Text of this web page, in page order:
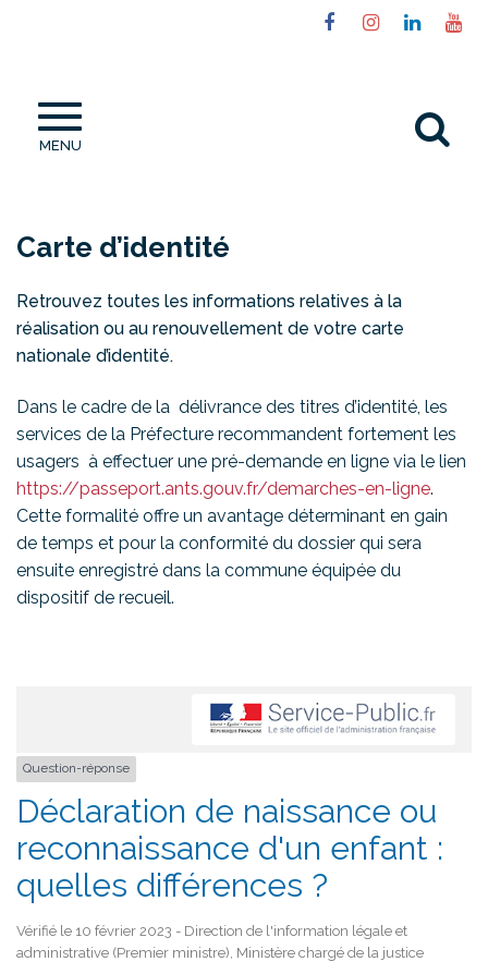
Lien
Facebook
Lien
Instagram
Lien
MENU
Carte d’identité
Retrouvez toutes les informations relatives à la
réalisation ou au renouvellement de votre carte
nationale d’identité.
Dans le cadre de la délivrance des titres d’identité, les
services de la Préfecture recommandent fortement les
usagers à effectuer une pré-demande en ligne via le lien
https://passeport.ants.gouv.fr/demarches-en-ligne.
Cette formalité offre un avantage déterminant en gain
de temps et pour la conformité du dossier qui sera
ensuite enregistré dans la commune équipée du
dispositif de recueil.
Question-réponse
Déclaration de naissance ou
reconnaissance d'un enfant :
quelles différences ?
Vérifié le 10 février 2023 - Direction de l'information légale et
administrative (Premier ministre), Ministère chargé de la justice